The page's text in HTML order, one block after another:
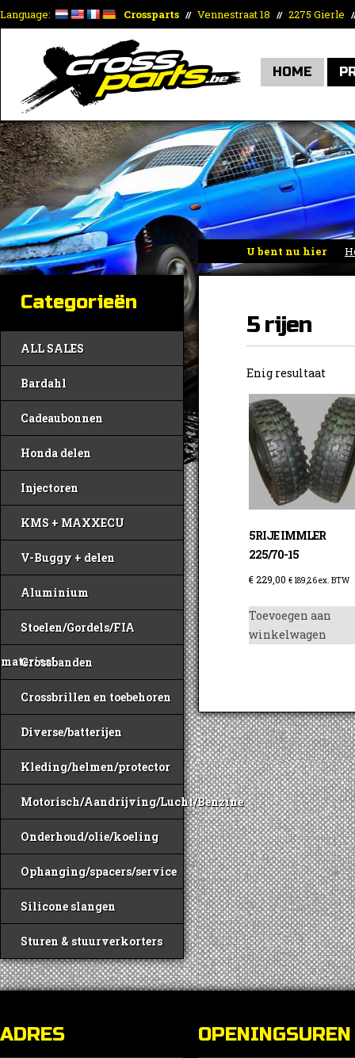
Language: Crossparts // Vennestraat 18 // 2275 Gierle
HOME
U bent nu hier
Categorieën
ALL SALES
Bardahl
Cadeaubonnen
Honda delen
Injectoren
KMS + MAXXECU
V-Buggy + delen
Aluminium
Stoelen/Gordels/FIA
materiaal
Crossbanden
Crossbrillen en toebehoren
Diverse/batterijen
Kleding/helmen/protector
Motorisch/Aandrijving/Lucht/Benzine
Onderhoud/olie/koeling
Ophanging/spacers/service
Silicone slangen
Sturen & stuurverkorters
5 rijen
Enig resultaat
5RIJE IMMLER
225/70-15
€229,00 € 189,26ex. BTW
Toevoegen aan
winkelwagen
ADRES OPENINGSUREN